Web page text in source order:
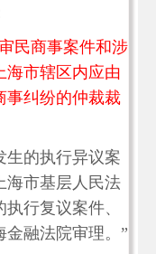
民商事案件和涉
海市辖区内应由
事纠纷的仲裁裁
生的执行异议案
海市基层人民法
行复议案件、
融法院审理。”